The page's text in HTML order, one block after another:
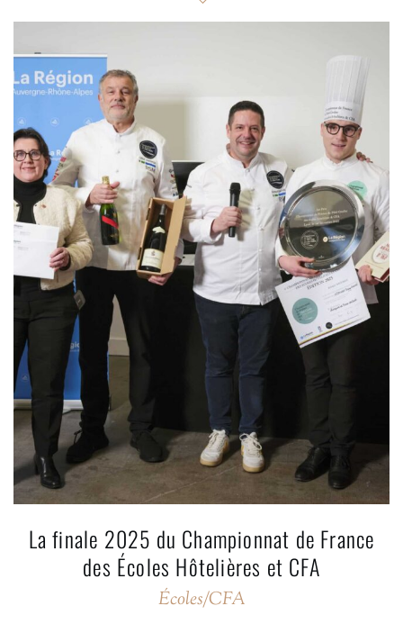
La finale 2025 du Championnat de France
des Écoles Hôtelières et CFA
Écoles/CFA